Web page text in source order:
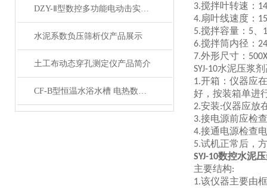
DZY-Ⅱ型数控多功能电动击实仪产品展示
水泥系数负压筛析仪产品展示
土工布动态穿孔测定仪产品简介
CF-B型恒温水浴水槽 电热数显实验室水浴锅加热产品展示
3.搅拌叶转速：
4.扇叶线速度：
5.搅拌容量： 5
6.搅拌筒内径：
7.外形尺寸：
SYJ-10水泥压浆
1.开箱：仪器应
好，按装箱单进
2.安装:仪器应放
3.接电源前应检
4.接通电源检查
5.试机正常后，
SYJ-10数控水泥
主要结构:
1.该仪器主要由